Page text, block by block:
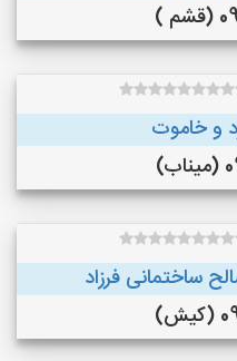
)
و خاموت
ساختمانی فرزاد